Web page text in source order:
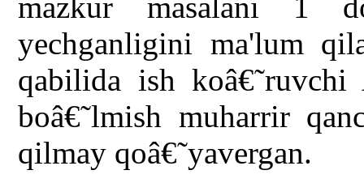
yechganligini ma'lum
qabilida ish
boâ€˜lmish muharrir
qilmay qoâ€˜yavergan.